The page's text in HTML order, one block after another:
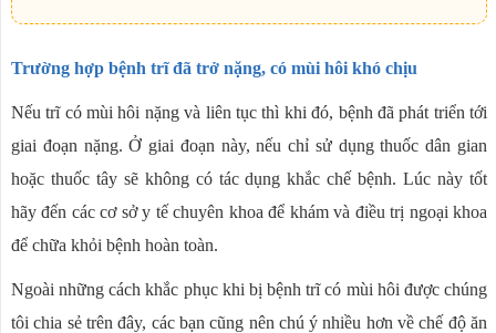
Trường hợp bệnh trĩ đã trở nặng, có mùi hôi khó chịu
Nếu trĩ có mùi hôi nặng và liên tục thì khi đó, bệnh đã phát triển tới
giai đoạn nặng. Ở giai đoạn này, nếu chỉ sử dụng thuốc dân gian
hoặc thuốc tây sẽ không có tác dụng khắc chế bệnh. Lúc này tốt
hãy đến các cơ sở y tế chuyên khoa để khám và điều trị ngoại khoa
để chữa khỏi bệnh hoàn toàn.
Ngoài những cách khắc phục khi bị bệnh trĩ có mùi hôi được chúng
tôi chia sẻ trên đây, các bạn cũng nên chú ý nhiều hơn về chế độ ăn